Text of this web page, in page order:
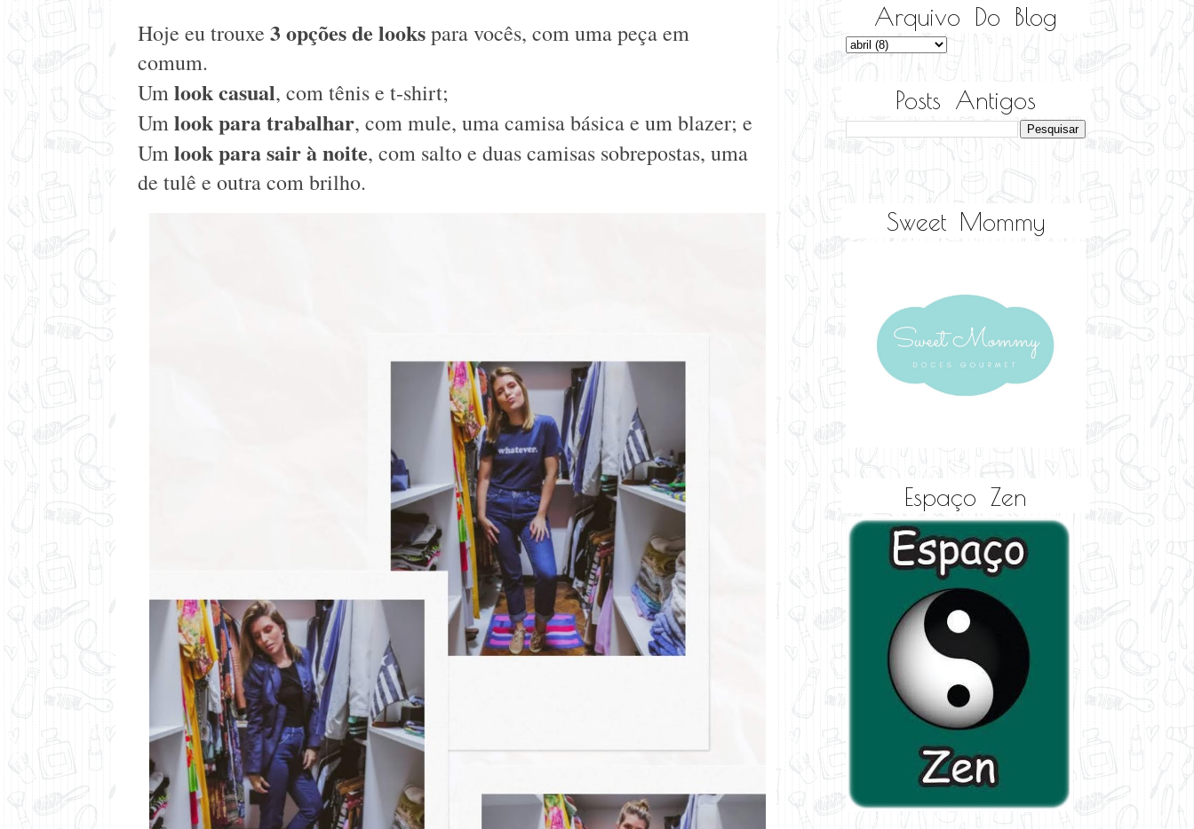
Hoje eu trouxe 3 opções de lookspara vocês, com uma peça em
comum.
Umlook casual, com tênis e t-shirt;
Umlook para trabalhar, com mule, uma camisa básica e um blazer; e
Umlook para sair à noite, com salto e duas camisas sobrepostas, uma
de tulê e outra com brilho.
Arquivo Do Blog
Posts Antigos
Sweet Mommy
Espaço Zen